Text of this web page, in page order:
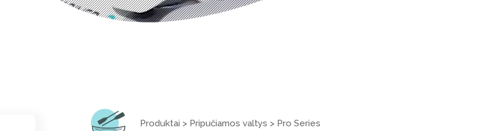
Produktai > Pripučiamos valtys > Pro Series